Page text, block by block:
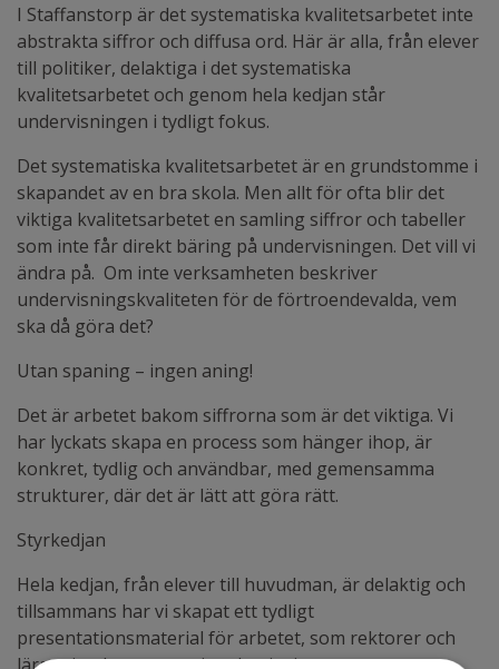
I Staffanstorp är det systematiska kvalitetsarbetet inte
abstrakta siffror och diffusa ord. Här är alla, från elever
till politiker, delaktiga i det systematiska
kvalitetsarbetet och genom hela kedjan står
undervisningen i tydligt fokus.
Det systematiska kvalitetsarbetet är en grundstomme i
skapandet av en bra skola. Men allt för ofta blir det
viktiga kvalitetsarbetet en samling siffror och tabeller
som inte får direkt bäring på undervisningen. Det vill vi
ändra på. Om inte verksamheten beskriver
undervisningskvaliteten för de förtroendevalda, vem
ska då göra det?
Utan spaning – ingen aning!
Det är arbetet bakom siffrorna som är det viktiga. Vi
har lyckats skapa en process som hänger ihop, är
konkret, tydlig och användbar, med gemensamma
strukturer, där det är lätt att göra rätt.
Styrkedjan
Hela kedjan, från elever till huvudman, är delaktig och
tillsammans har vi skapat ett tydligt
presentationsmaterial för arbetet, som rektorer och